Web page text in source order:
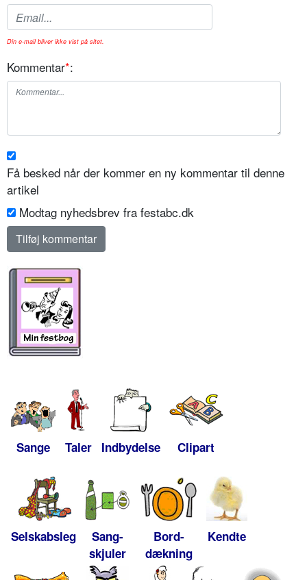
Din e-mail bliver ikke vist på sitet.
Kommentar*:
Få besked når der kommer en ny kommentar til denne
artikel
Modtag nyhedsbrev fra festabc.dk
Sange Taler Indbydelse Clipart
Selskabsleg
Sang-
skjuler
Bord-
dækning
Kendte